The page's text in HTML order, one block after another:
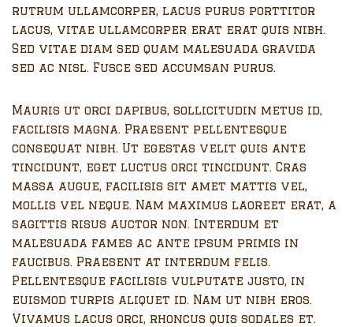
rutrum ullamcorper, lacus purus porttitor
lacus, vitae ullamcorper erat erat quis nibh.
Sed vitae diam sed quam malesuada gravida
sed ac nisl. Fusce sed accumsan purus.
Mauris ut orci dapibus, sollicitudin metus id,
facilisis magna. Praesent pellentesque
consequat nibh. Ut egestas velit quis ante
tincidunt, eget luctus orci tincidunt. Cras
massa augue, facilisis sit amet mattis vel,
mollis vel neque. Nam maximus laoreet erat, a
sagittis risus auctor non. Interdum et
malesuada fames ac ante ipsum primis in
faucibus. Praesent at interdum felis.
Pellentesque facilisis vulputate justo, in
euismod turpis aliquet id. Nam ut nibh eros.
Vivamus lacus orci, rhoncus quis sodales et.